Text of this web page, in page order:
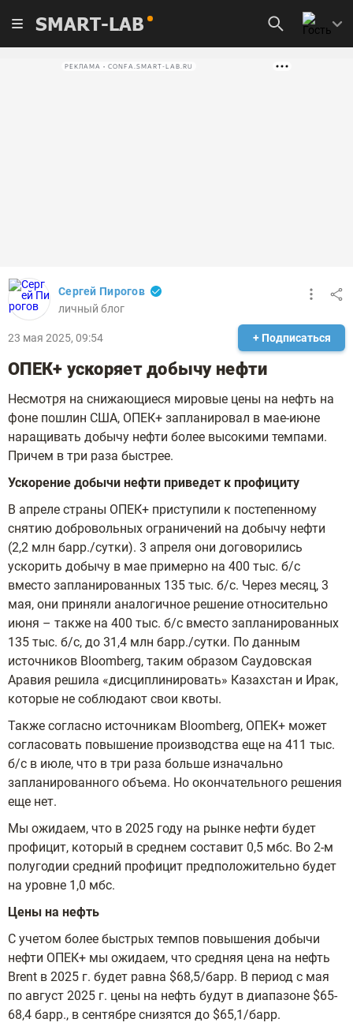
SMART-LAB
РЕКЛАМА • CONFA.SMART-LAB.RU
Сергей Пирогов
личный блог
23 мая 2025, 09:54 + Подписаться
ОПЕК+ ускоряет добычу нефти
Несмотря на снижающиеся мировые цены на нефть на
фоне пошлин США, ОПЕК+ запланировал в мае-июне
наращивать добычу нефти более высокими темпами.
Причем в три раза быстрее.
Ускорение добычи нефти приведет к профициту
В апреле страны ОПЕК+ приступили к постепенному
снятию добровольных ограничений на добычу нефти
(2,2 млн барр./сутки). 3 апреля они договорились
ускорить добычу в мае примерно на 400 тыс. б/с
вместо запланированных 135 тыс. б/с. Через месяц, 3
мая, они приняли аналогичное решение относительно
июня – также на 400 тыс. б/с вместо запланированных
135 тыс. б/с, до 31,4 млн барр./сутки. По данным
источников Bloomberg, таким образом Саудовская
Аравия решила «дисциплинировать» Казахстан и Ирак,
которые не соблюдают свои квоты.
Также согласно источникам Bloomberg, ОПЕК+ может
согласовать повышение производства еще на 411 тыс.
б/с в июле, что в три раза больше изначально
запланированного объема. Но окончательного решения
еще нет.
Мы ожидаем, что в 2025 году на рынке нефти будет
профицит, который в среднем составит 0,5 мбс. Во 2-м
полугодии средний профицит предположительно будет
на уровне 1,0 мбс.
Цены на нефть
С учетом более быстрых темпов повышения добычи
нефти ОПЕК+ мы ожидаем, что средняя цена на нефть
Brent в 2025 г. будет равна $68,5/барр. В период с мая
по август 2025 г. цены на нефть будут в диапазоне $65-
68,4 барр., в сентябре снизятся до $65,1/барр.